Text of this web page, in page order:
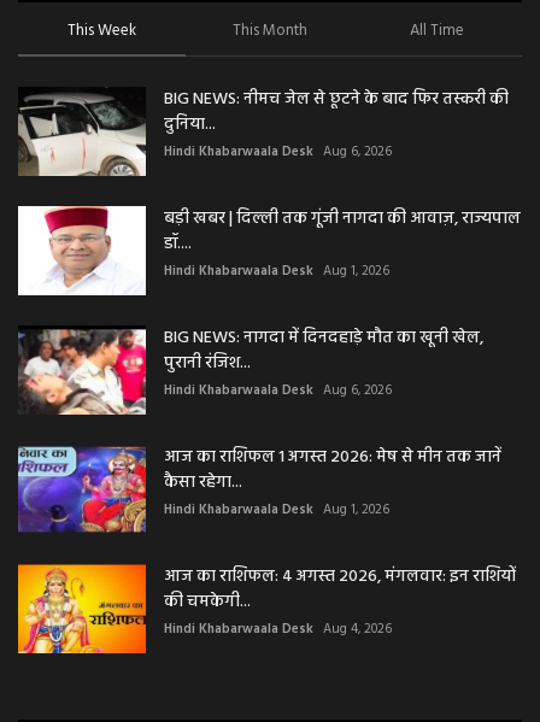
This Week This Month All Time
BIG NEWS: नीमच जेल से छूटने के बाद फिर तस्करी की
दुनिया...
Hindi Khabarwaala Desk Aug 6, 2026
बड़ी खबर | दिल्ली तक गूंजी नागदा की आवाज़, राज्यपाल
डॉ....
Hindi Khabarwaala Desk Aug 1, 2026
BIG NEWS: नागदा में दिनदहाड़े मौत का खूनी खेल,
पुरानी रंजिश...
Hindi Khabarwaala Desk Aug 6, 2026
आज का राशिफल 1 अगस्त 2026: मेष से मीन तक जानें
कैसा रहेगा...
Hindi Khabarwaala Desk Aug 1, 2026
आज का राशिफल: 4 अगस्त 2026, मंगलवार: इन राशियों
की चमकेगी...
Hindi Khabarwaala Desk Aug 4, 2026